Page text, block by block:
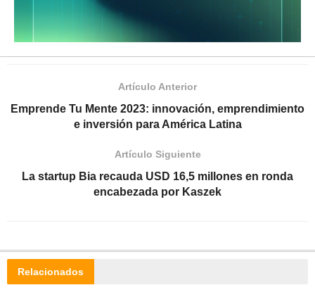
Artículo Anterior
Emprende Tu Mente 2023: innovación, emprendimiento
e inversión para América Latina
Artículo Siguiente
La startup Bia recauda USD 16,5 millones en ronda
encabezada por Kaszek
Relacionados